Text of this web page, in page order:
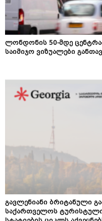
ლონდონის 50-მდე
საიმიჯო ვიზუალები
გავლენიანი ბრიტანული
საქართველოს